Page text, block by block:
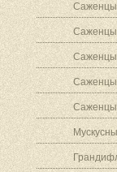
Саженцы
Саженцы
Саженцы
Саженцы
Саженцы